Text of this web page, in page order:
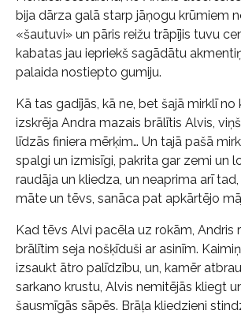
bija dārza galā starp jāņogu krūmiem
«šautuvi» un pāris reižu trāpījis tuvu
kabatas jau iepriekš sagādātu
palaida nostiepto gumiju.
Kā tas gadījās, kā ne, bet šajā mirklī no
izskrēja Andra mazais brālītis Alvis,
līdzās finiera mērķim… Un tajā pašā
spalgi un izmisīgi, pakrita gar zemi un
raudāja un kliedza, un neaprima arī
māte un tēvs, sanāca pat apkārtējo
Kad tēvs Alvi pacēla uz rokām, Andris
brālītim seja nošķīduši ar asinīm.
izsaukt ātro palīdzību, un, kamēr
sarkano krustu, Alvis nemitējās kliegt
šausmīgās sāpēs. Brāļa kliedzieni